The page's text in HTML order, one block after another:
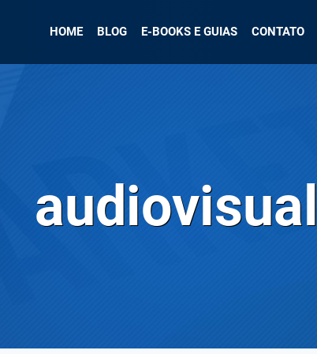
HOME BLOG E-BOOKS E GUIAS CONTATO
audiovisual